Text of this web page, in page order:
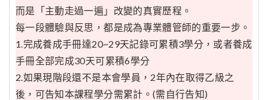
而是「主動走過一遍」改變的真實歷程。
每一段體驗與反思，都是成為專業體管師的重要一步。
1.完成養成手冊達20~29天記錄可累積3學分，或者養成
手冊全部完成30天可累積6學分
2.如果現階段還不是本會學員，2年內在取得乙級之
後，可告知本課程學分需累計。(需自行告知)